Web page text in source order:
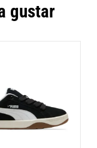
gustar